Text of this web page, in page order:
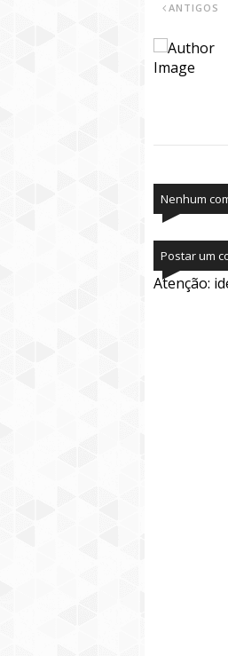
ANTIGOS
Nenhum
Postar um
Atenção: